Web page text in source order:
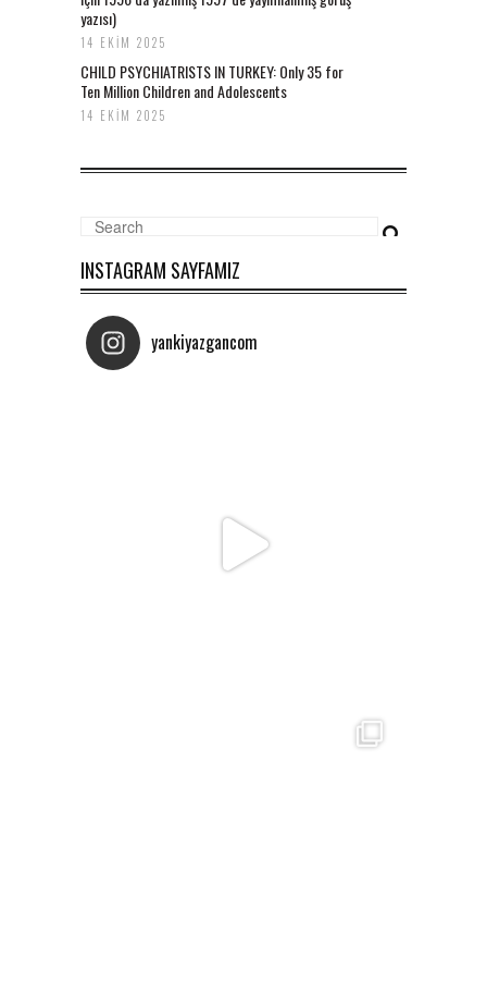
yazısı)
14 EKIM 2025
CHILD PSYCHIATRISTS IN TURKEY: Only 35 for
Ten Million Children and Adolescents
14 EKIM 2025
INSTAGRAM SAYFAMIZ
yankiyazgancom